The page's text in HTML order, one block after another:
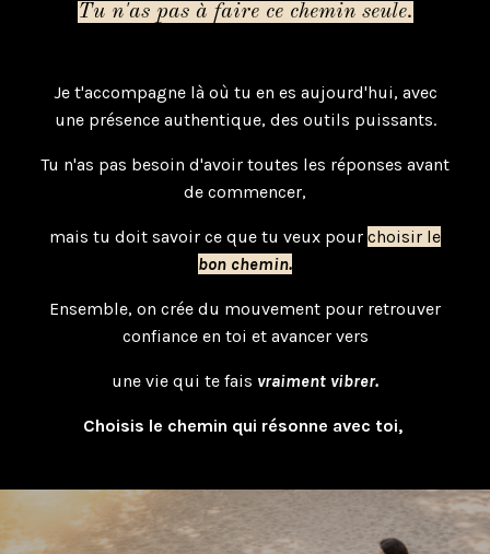
Tun'as pas à faire ce chemin seule.
Je t'accompagne là où tu en es aujourd'hui, avec
une présence authentique, des outils puissants.
Tu n'as pas besoin d'avoir toutes les réponses avant
de commencer,
mais tu doit savoir ce que tu veux pour choisir le
bon chemin.
Ensemble, on crée du mouvement pour retrouver
confiance en toi et avancer vers
une vie qui te fais vraiment vibrer.
Choisis le chemin qui résonne avec toi,